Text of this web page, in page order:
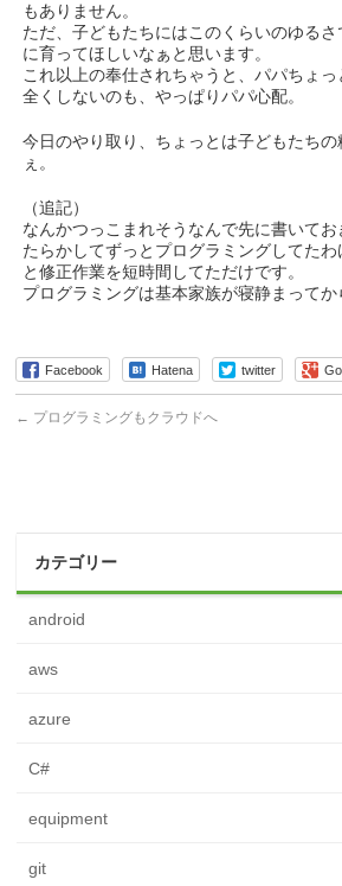
もありません。
ただ、子どもたちにはこのくらいのゆる
に育ってほしいなぁと思います。
これ以上の奉仕されちゃうと、パパちょっ
全くしないのも、やっぱりパパ心配。
今日のやり取り、ちょっとは子どもたち
ぇ。
（追記）
なんかつっこまれそうなんで先に書いて
たらかしてずっとプログラミングしてた
と修正作業を短時間してただけです。
プログラミングは基本家族が寝静まってか
Facebook Hatena twitter
← プログラミングもクラウドへ
カテゴリー
android
aws
azure
C#
equipment
git